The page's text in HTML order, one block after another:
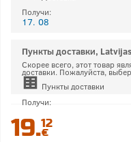
Получи:
17. 08
Пункты доставки,
Скорее всего, этот товар
доставки. Пожалуйста,
Пункты доставки
Получи:
19.12
€